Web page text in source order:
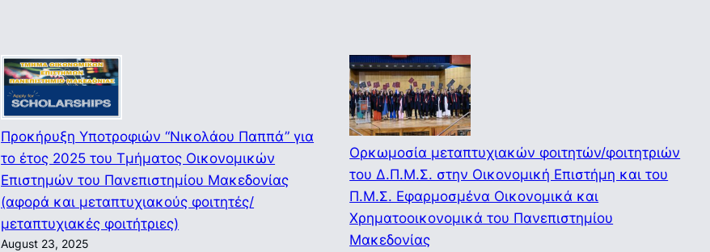
“
Ελλάδα
Προκήρυξη Υποτροφιών “Νικολάου Παππά” για
το έτος 2025 του Τμήματος Οικονομικών
Επιστημών του Πανεπιστημίου Μακεδονίας
(αφορά και μεταπτυχιακούς φοιτητές/
μεταπτυχιακές φοιτήτριες)
August 23, 2025
Ορκωμοσία μεταπτυχιακών φοιτητών/φοιτητριών
του Δ.Π.Μ.Σ. στην Οικονομική Επιστήμη και του
Π.Μ.Σ. Εφαρμοσμένα Οικονομικά και
Χρηματοοικονομικά του Πανεπιστημίου
Μακεδονίας